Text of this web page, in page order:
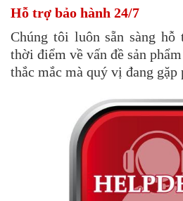
Hỗ trợ bảo hành 24/7
Chúng tôi luôn sẵn sàng
thời điểm về vấn đề sản
thắc mắc mà quý vị đang gặp